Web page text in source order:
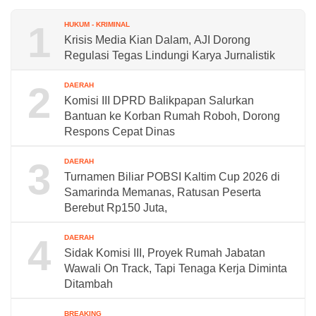
1 HUKUM - KRIMINAL
Krisis Media Kian Dalam, AJI Dorong
Regulasi Tegas Lindungi Karya Jurnalistik
2 DAERAH
Komisi III DPRD Balikpapan Salurkan
Bantuan ke Korban Rumah Roboh, Dorong
Respons Cepat Dinas
3 DAERAH
Turnamen Biliar POBSI Kaltim Cup 2026 di
Samarinda Memanas, Ratusan Peserta
Berebut Rp150 Juta,
4 DAERAH
Sidak Komisi III, Proyek Rumah Jabatan
Wawali On Track, Tapi Tenaga Kerja Diminta
Ditambah
BREAKING